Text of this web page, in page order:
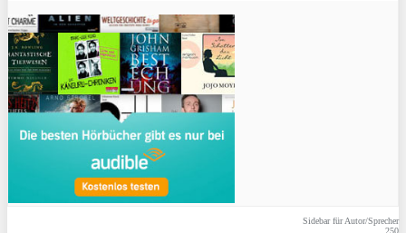
Sidebar für Autor/Sprecher
250